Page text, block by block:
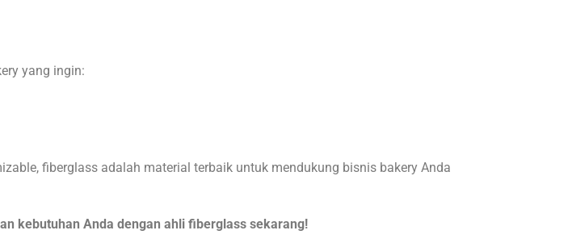
yang ingin:
fiberglass adalah material terbaik untuk mendukung bisnis bakery Anda
kebutuhan Anda dengan ahli fiberglass sekarang!